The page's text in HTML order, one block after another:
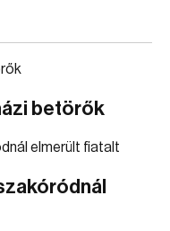
betörők